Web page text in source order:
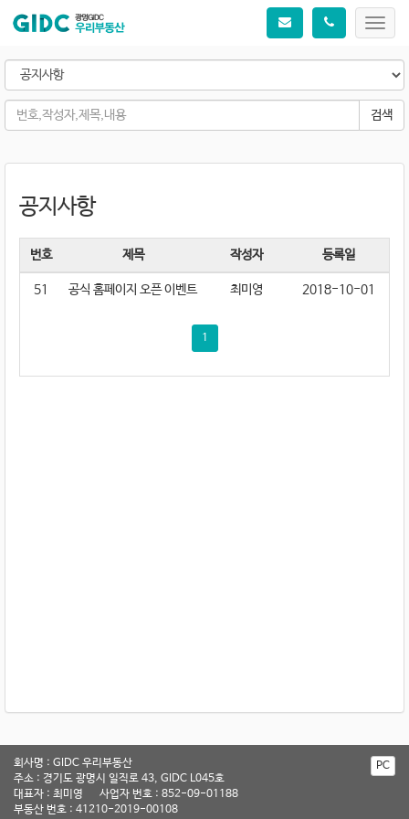
검색
공지사항
번호 제목 작성자 등록일
51 공식 홈페이지 오픈 이벤트 최미영 2018-10-01
1
회사명 : GIDC 우리부동산
PC
주소 : 경기도 광명시 일직로 43, GIDC L045호
대표자 : 최미영
사업자 번호 : 852-09-01188
부동산 번호 : 41210-2019-00108